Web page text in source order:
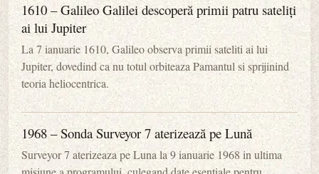
1610 – Galileo Galilei descoperă primii patru sateliți
ai lui Jupiter
La 7 ianuarie 1610, Galileo observa primii sateliti ai lui
Jupiter, dovedind ca nu totul orbiteaza Pamantul si sprijinind
teoria heliocentrica.
1968 – Sonda Surveyor 7 aterizează pe Lună
Surveyor 7 aterizeaza pe Luna la 9 ianuarie 1968 in ultima